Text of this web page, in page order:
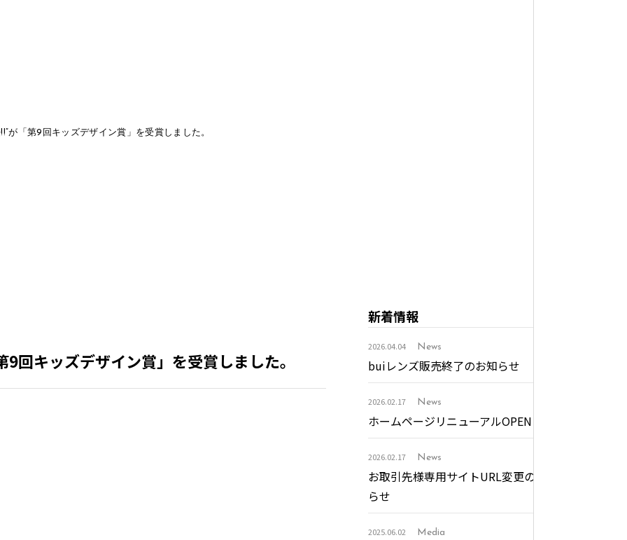
が「第9回キッズデザイン賞」を受賞しました。
回キッズデザイン賞」を受賞しました。
新着情報
2026.04.04 News
buiレンズ販売終了のお知らせ
2026.02.17 News
ホームページリニューアルOPEN
2026.02.17 News
お取引先様専用サイトURL変更のお知
らせ
2025.06.02 Media